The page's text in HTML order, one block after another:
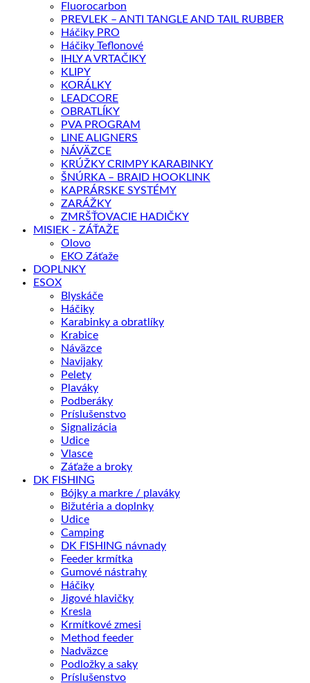
Fluorocarbon
PREVLEK – ANTI TANGLE AND TAIL RUBBER
Háčiky PRO
Háčiky Teflonové
IHLY A VRTAČIKY
KLIPY
KORÁLKY
LEADCORE
OBRATLÍKY
PVA PROGRAM
LINE ALIGNERS
NÁVÄZCE
KRÚŽKY CRIMPY KARABINKY
ŠNÚRKA – BRAID HOOKLINK
KAPRÁRSKE SYSTÉMY
ZARÁŽKY
ZMRŠŤOVACIE HADIČKY
MISIEK - ZÁŤAŽE
Olovo
EKO Záťaže
DOPLNKY
ESOX
Blyskáče
Háčiky
Karabinky a obratlíky
Krabice
Náväzce
Navijaky
Pelety
Plaváky
Podberáky
Príslušenstvo
Signalizácia
Udice
Vlasce
Záťaže a broky
DK FISHING
Bójky a markre / plaváky
Bižutéria a doplnky
Udice
Camping
DK FISHING návnady
Feeder krmítka
Gumové nástrahy
Háčiky
Jigové hlavičky
Kresla
Krmítkové zmesi
Method feeder
Nadväzce
Podložky a saky
Príslušenstvo